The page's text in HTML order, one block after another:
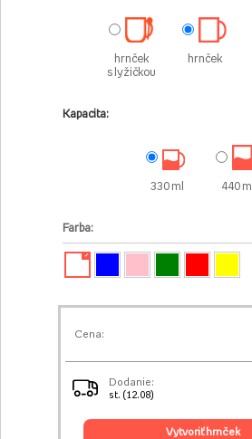
hrnček
s lyžičkou
hrnček
Kapacita:
330 ml 440 ml
Farba:
✓
Cena:
Dodanie:
st. (12.08)
vytvoriť hrnček